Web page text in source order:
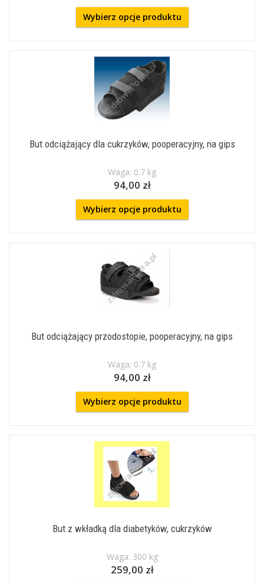
Wybierz opcje produktu
But odciążający dla cukrzyków, pooperacyjny, na gips
Waga: 0.7 kg
94,00 zł
Wybierz opcje produktu
But odciążający przodostopie, pooperacyjny, na gips
Waga: 0.7 kg
94,00 zł
Wybierz opcje produktu
But z wkładką dla diabetyków, cukrzyków
Waga: 300 kg
259,00 zł